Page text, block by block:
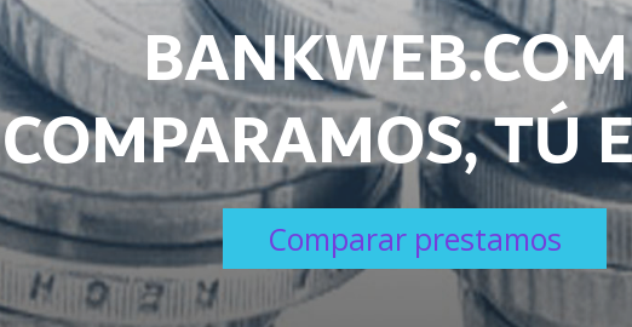
COMPARAMOS, TÚ
Comparar prestamos
COMPARAMOS, TÚ
Comparar prestamos